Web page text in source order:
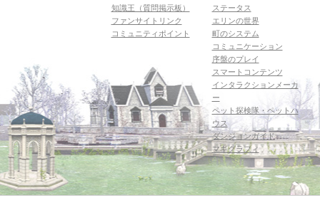
知識王（質問掲示板）
ファンサイトリンク
コミュニティポイント
ステータス
エリンの世界
町のシステム
コミュニケーション
序盤のプレイ
スマートコンテンツ
インタラクションメーカ
ー
ペット探検隊・ペットハ
ウス
ダンジョンガイド
マギグラフィ